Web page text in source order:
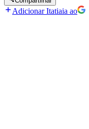
Adicionar Itatiaia ao